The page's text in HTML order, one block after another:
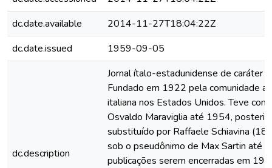
dc.date.available
2014-11-27T18:04:22Z
dc.date.issued
1959-09-05
dc.description
Jornal ítalo-estadunidense de caráter
Fundado em 1922 pela comunidade
italiana nos Estados Unidos. Teve
Osvaldo Maraviglia até 1954,
substituído por Raffaele Schiavina
sob o pseudônimo de Max Sartin até
publicações serem encerradas em